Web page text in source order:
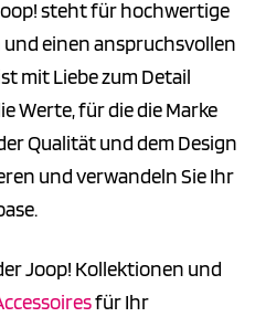
steht für hochwertige
einen anspruchsvollen
mit Liebe zum Detail
Werte, für die die Marke
Qualität und dem Design
und verwandeln Sie Ihr
Joop! Kollektionen und
für Ihr